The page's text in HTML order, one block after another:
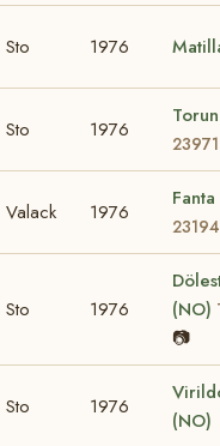
Sto 1976
Sto 1976
23971
Valack 1976
23194
Sto 1976
(NO)
📷
Sto 1976
(NO)